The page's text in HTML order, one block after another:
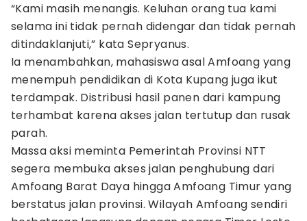
“Kami masih menangis. Keluhan orang tua kami
selama ini tidak pernah didengar dan tidak pernah
ditindaklanjuti,” kata Sepryanus.
Ia menambahkan, mahasiswa asal Amfoang yang
menempuh pendidikan di Kota Kupang juga ikut
terdampak. Distribusi hasil panen dari kampung
terhambat karena akses jalan tertutup dan rusak
parah.
Massa aksi meminta Pemerintah Provinsi NTT
segera membuka akses jalan penghubung dari
Amfoang Barat Daya hingga Amfoang Timur yang
berstatus jalan provinsi. Wilayah Amfoang sendiri